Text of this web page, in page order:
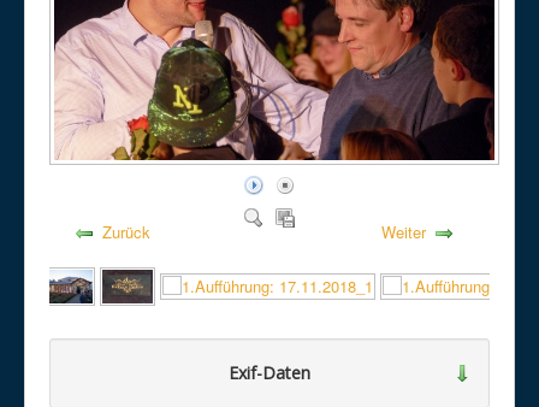
Zurück Weiter
Exif-Daten